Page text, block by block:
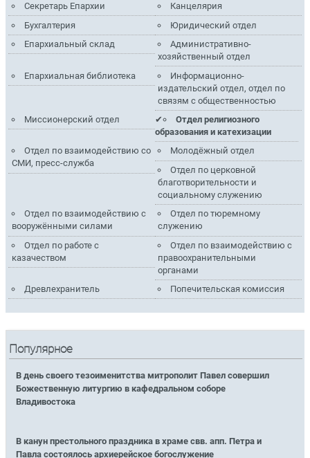
Секретарь Епархии
Канцелярия
Бухгалтерия
Юридический отдел
Епархиальный склад
Административно-
хозяйственный отдел
Епархиальная библиотека
Информационно-
издательский отдел, отдел по
связям с общественностью
Миссионерский отдел
Отдел религиозного
образования и катехизации
Отдел по взаимодействию со
СМИ, пресс-служба
Молодёжный отдел
Отдел по церковной
благотворительности и
социальному служению
Отдел по взаимодействию с
вооружёнными силами
Отдел по тюремному
служению
Отдел по работе с
казачеством
Отдел по взаимодействию с
правоохранительными
органами
Древлехранитель
Попечительская комиссия
Популярное
В день своего тезоименитства митрополит Павел совершил
Божественную литургию в кафедральном соборе
Владивостока
В канун престольного праздника в храме свв. апп. Петра и
Павла состоялось архиерейское богослужение